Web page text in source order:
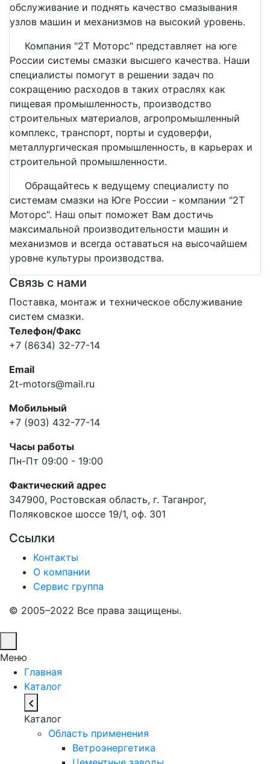
обслуживание и поднять качество смазывания
узлов машин и механизмов на высокий уровень.
Компания "2Т Моторс" представляет на юге
России системы смазки высшего качества. Наши
специалисты помогут в решении задач по
сокращению расходов в таких отраслях как
пищевая промышленность, производство
строительных материалов, агропромышленный
комплекс, транспорт, порты и судоверфи,
металлургическая промышленность, в карьерах и
строительной промышленности.
Обращайтесь к ведущему специалисту по
системам смазки на Юге России - компании "2Т
Моторс". Наш опыт поможет Вам достичь
максимальной производительности машин и
механизмов и всегда оставаться на высочайшем
уровне культуры производства.
Связь с нами
Поставка, монтаж и техническое обслуживание
систем смазки.
Телефон/Факс
+7 (8634) 32-77-14
Email
2t-motors@mail.ru
Мобильный
+7 (903) 432-77-14
Часы работы
Пн-Пт 09:00 - 19:00
Фактический адрес
347900, Ростовская область, г. Таганрог,
Поляковское шоссе 19/1, оф. 301
Ссылки
Контакты
О компании
Сервис группа
© 2005–2022 Все права защищены.
Меню
Главная
Каталог
Каталог
Область применения
Ветроэнергетика